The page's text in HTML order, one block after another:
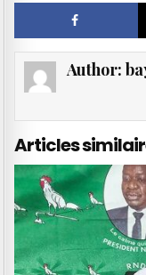
Author:
Articles